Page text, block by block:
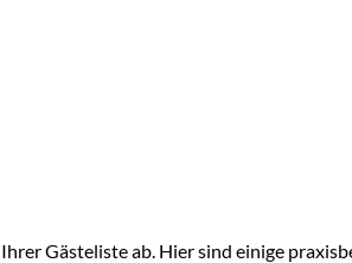
Gästeliste ab. Hier sind einige